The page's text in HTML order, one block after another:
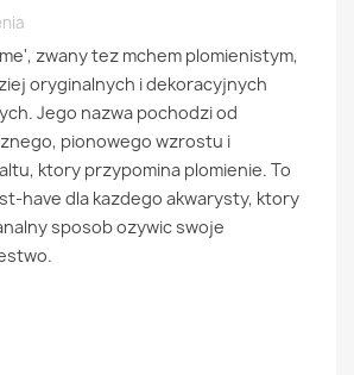
zwany tez mchem plomienistym,
oryginalnych i dekoracyjnych
Jego nazwa pochodzi od
pionowego wzrostu i
ktory przypomina plomienie. To
have dla kazdego akwarysty, ktory
sposob ozywic swoje